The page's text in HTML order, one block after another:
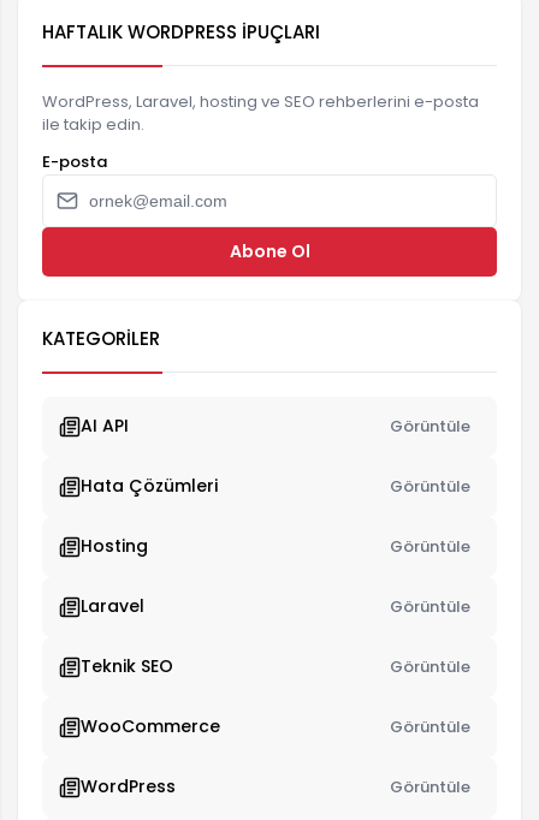
HAFTALIK WORDPRESS İPUÇLARI
WordPress, Laravel, hosting ve SEO rehberlerini e-posta
ile takip edin.
E-posta
Abone Ol
KATEGORILER
AI API Görüntüle
Hata Çözümleri Görüntüle
Hosting Görüntüle
Laravel Görüntüle
Teknik SEO Görüntüle
WooCommerce Görüntüle
WordPress Görüntüle